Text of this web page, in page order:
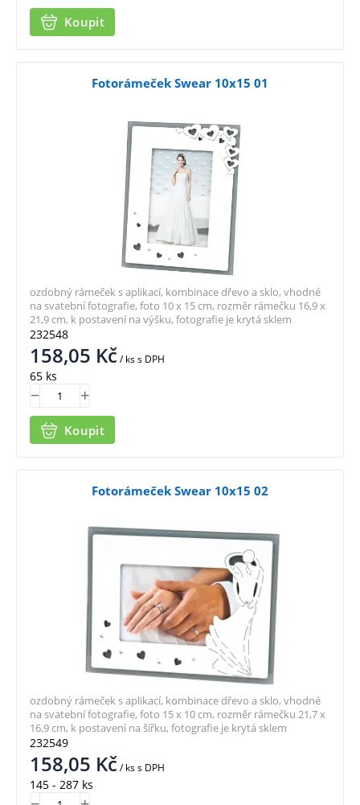
Koupit
Fotorámeček Swear 10x15 01
232548
158,05 Kč/ kss DPH
65 ks
Koupit
ozdobný rámeček s aplikací, kombinace dřevo a sklo, vhodné
na svatební fotografie, foto 10 x 15 cm, rozměr rámečku 16,9 x
21,9 cm, k postavení na výšku, fotografie je krytá sklem
Fotorámeček Swear 10x15 02
232549
158,05 Kč/ kss DPH
145 - 287 ks
ozdobný rámeček s aplikací, kombinace dřevo a sklo, vhodné
na svatební fotografie, foto 15 x 10 cm, rozměr rámečku 21,7 x
16,9 cm, k postavení na šířku, fotografie je krytá sklem